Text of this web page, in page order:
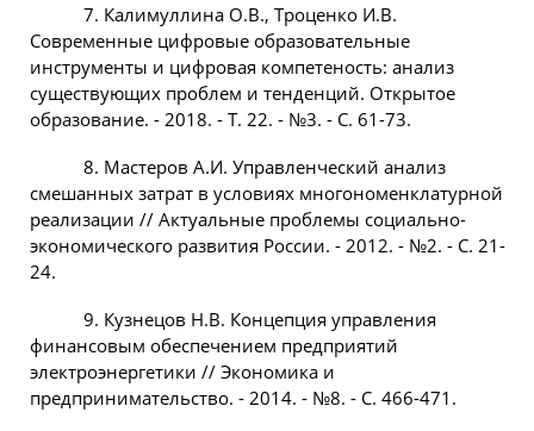
7. Калимуллина О.В., Троценко И.В.
Современные цифровые образовательные
инструменты и цифровая компетеность: анализ
существующих проблем и тенденций. Открытое
образование. - 2018. - Т. 22. - №3. - С. 61-73.
8. Мастеров А.И. Управленческий анализ
смешанных затрат в условиях многономенклатурной
реализации // Актуальные проблемы социально-
экономического развития России. - 2012. - №2. - С. 21-
24.
9. Кузнецов Н.В. Концепция управления
финансовым обеспечением предприятий
электроэнергетики // Экономика и
предпринимательство. - 2014. - №8. - С. 466-471.